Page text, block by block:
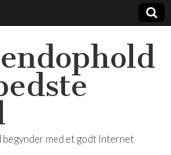
med et godt Internet